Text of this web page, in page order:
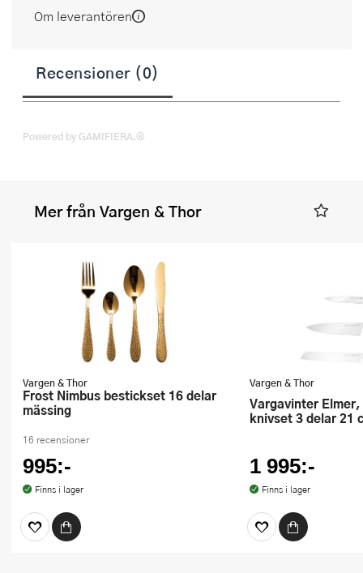
Om leverantören
Recensioner (0)
Powered by GAMIFIERA.®
Mer från Vargen & Thor
Vargen & Thor
Frost Nimbus bestickset 16 delar
mässing
16 recensioner
995:-
Finns i lager
Vargen & Thor
Vargavinter Elmer, Roy, Roy mini
knivset 3 delar 21
1 995:-
Finns i lager